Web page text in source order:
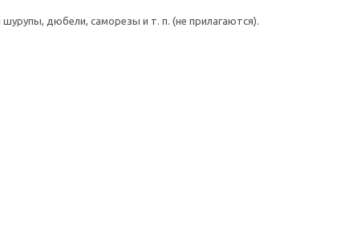
дюбели, саморезы и т. п. (не прилагаются).